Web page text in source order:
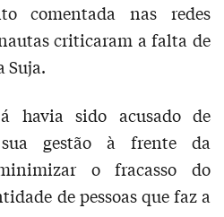
comentada nas redes
criticaram a falta de
Suja.
havia sido acusado de
gestão à frente da
o fracasso do
de pessoas que faz a